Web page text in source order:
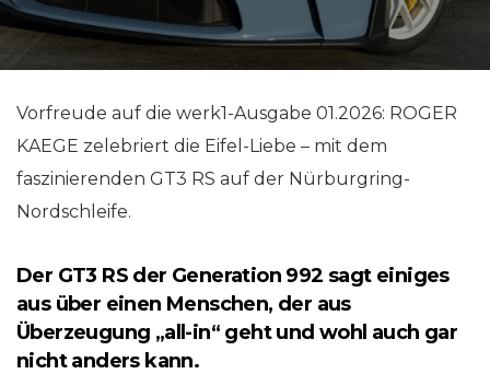
Vorfreude auf die werk1-Ausgabe 01.2026: ROGER
KAEGE zelebriert die Eifel-Liebe – mit dem
faszinierenden GT3 RS auf der Nürburgring-
Nordschleife.
Der GT3 RS der Generation 992 sagt einiges
aus über einen Menschen, der aus
Überzeugung „all-in“ geht und wohl auch gar
nicht anders kann.